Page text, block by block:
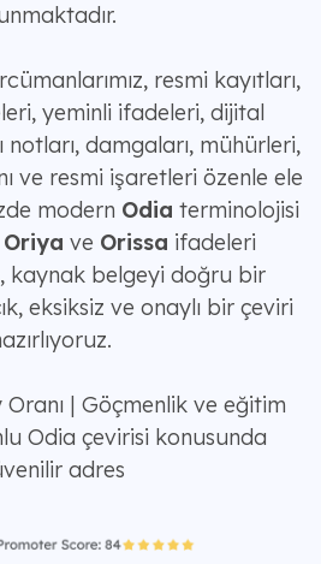
resmi kayıtları,
yeminli ifadeleri, dijital
notları, damgaları, mühürleri,
ve resmi işaretleri özenle ele
modern Odia terminolojisi
Oriya ve Orissa ifadeleri
kaynak belgeyi doğru bir
eksiksiz ve onaylı bir çeviri
Oranı | Göçmenlik ve eğitim
Odia çevirisi konusunda
adres